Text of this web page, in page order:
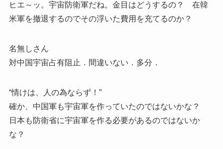
ヒエ～ッ。宇宙防衛軍だね。金目はどうするの？ 在韓
米軍を撤退するのでその浮いた費用を充てるのか？
名無しさん
対中国宇宙占有阻止．間違いない．多分．
“情けは、人の為ならず！”
確か、中国軍も宇宙軍を作っていたのではないかな？
日本も防衛省に宇宙軍を作る必要があるのではないか
な？